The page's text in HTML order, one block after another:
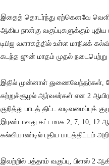
இதைத் தொடர்ந்து ஏற்கெனவே
ஆகிய நான்கு வகுப்புகளுக்கும்
டிபிஐ வளாகத்தில் உள்ள மாநிலக்
கடந்த ஜுன் மாதம் முதல் நடைபெற்று
இதில் முன்னாள் துணைவேந்தர்கள்,
சுற்றுச்சூழல் ஆர்வலர்கள் என 2
குறித்து பாடத் திட்ட வடிவமைப்புக்
இரண்டாவது கட்டமாக 2, 7, 10, 12
கல்வியாண்டில் புதிய பாடத்திட்டம்
இவற்றில் பத்தாம் வகுப்பு, பிளஸ் 2